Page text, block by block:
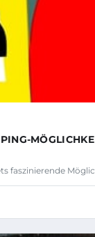
faszinierende